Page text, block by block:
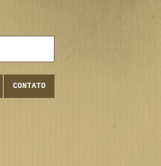
CONTATO